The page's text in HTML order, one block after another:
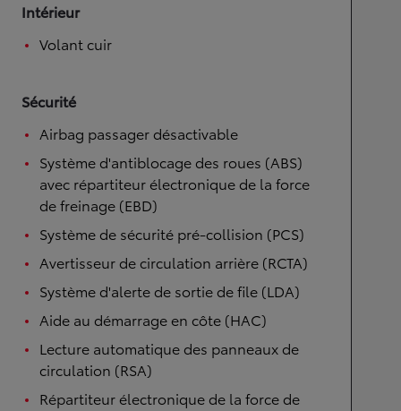
Intérieur
Volant cuir
Sécurité
Airbag passager désactivable
Système d'antiblocage des roues (ABS)
avec répartiteur électronique de la force
de freinage (EBD)
Système de sécurité pré-collision (PCS)
Avertisseur de circulation arrière (RCTA)
Système d'alerte de sortie de file (LDA)
Aide au démarrage en côte (HAC)
Lecture automatique des panneaux de
circulation (RSA)
Répartiteur électronique de la force de